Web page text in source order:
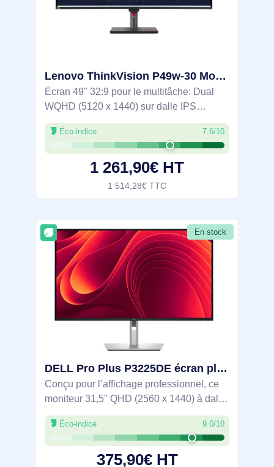
Lenovo ThinkVision P49w-30 Moniteur - 63DBRAT1EU
Écran 49" 32:9 pour le multitâche: Dual
WQHD (5120 x 1440) sur dalle IPS
incurvée 3800R, couleurs DCI-P3 98%.
Station d'accueil intégrée: USB-C 100 W,
Thunderbolt 4, RJ45 et hub USB 3.2. KVM
Éco-indice 7.6/10
1 261,90€ HT
1 514,28€ TTC
En stock
DELL Pro Plus P3225DE écran plat de PC 80 cm (31.5") 2560 x 1440 pixels Wide Quad HD LCD Noir, Gris - DELL-P3225DE
Conçu pour l’affichage professionnel, ce
moniteur 31,5'' QHD (2560 x 1440) à dalle
IPS et 100 Hz offre des mouvements
fluides et une colorimétrie 99 % sRGB.
USB‑C à câble unique avec alimentation
Éco-indice 9.0/10
375,90€ HT